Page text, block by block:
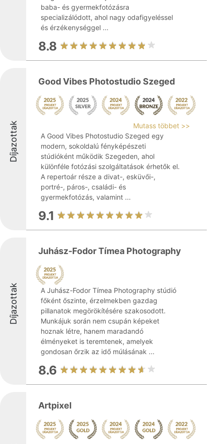
baba- és gyermekfotózásra
specializálódott, ahol nagy odafigyeléssel
és érzékenységgel ...
8.8
Díjazottak
Good Vibes Photostudio Szeged
Mutass többet >>
A Good Vibes Photostudio Szeged egy
modern, sokoldalú fényképészeti
stúdióként működik Szegeden, ahol
különféle fotózási szolgáltatások érhetők el.
A repertoár része a divat-, esküvői-,
portré-, páros-, családi- és
gyermekfotózás, valamint ...
9.1
Díjazottak
Juhász-Fodor Tímea Photography
A Juhász-Fodor Tímea Photography stúdió
főként őszinte, érzelmekben gazdag
pillanatok megörökítésére szakosodott.
Munkájuk során nem csupán képeket
hoznak létre, hanem maradandó
élményeket is teremtenek, amelyek
gondosan őrzik az idő múlásának ...
8.6
Artpixel